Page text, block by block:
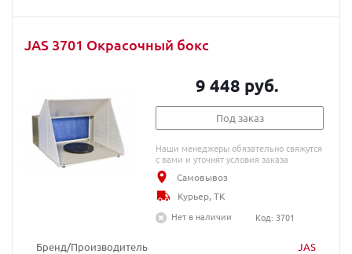
JAS 3701 Окрасочный бокс
Бренд/Производитель JAS
9 448 руб.
Под заказ
Наши менеджеры обязательно свяжутся
с вами и уточнят условия заказа
Самовывоз
Курьер, ТК
Нет в наличии
Код: 3701